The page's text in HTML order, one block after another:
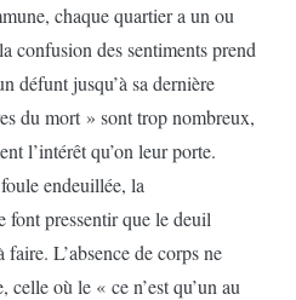
chaque quartier a un ou
confusion des sentiments prend
défunt jusqu’à sa dernière
du mort » sont trop nombreux,
l’intérêt qu’on leur porte.
endeuillée, la
font pressentir que le deuil
L’absence de corps ne
celle où le « ce n’est qu’un au